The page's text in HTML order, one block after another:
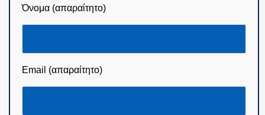
Όνομα (απαραίτητο)
Email (απαραίτητο)